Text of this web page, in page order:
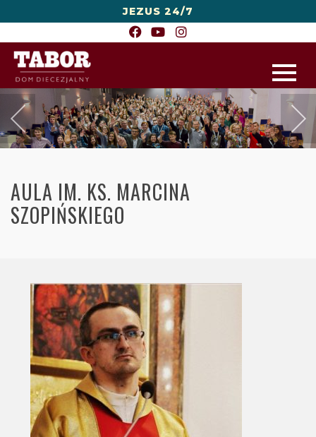
JEZUS 24/7
AULA IM. KS. MARCINA
SZOPIŃSKIEGO